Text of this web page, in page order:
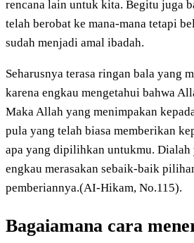
rencana lain untuk kita. Begitu juga
telah berobat ke mana-mana tetapi
sudah menjadi amal ibadah.
Seharusnya terasa ringan bala yang
karena engkau mengetahui bahwa
Maka Allah yang menimpakan
pula yang telah biasa memberikan
apa yang dipilihkan untukmu. Dialah
engkau merasakan sebaik-baik
pemberiannya.(AI-Hikam, No.115).
Bagaiamana cara